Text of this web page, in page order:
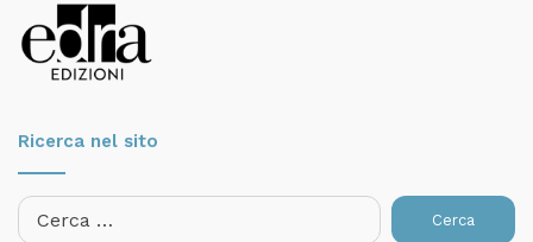
Ricerca nel sito
Ricerca
per: